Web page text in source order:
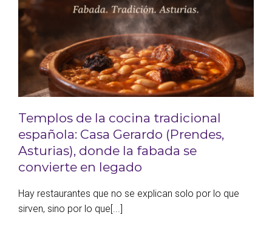
Templos de la cocina tradicional
española: Casa Gerardo (Prendes,
Asturias), donde la fabada se
convierte en legado
Hay restaurantes que no se explican solo por lo que
sirven, sino por lo que[...]